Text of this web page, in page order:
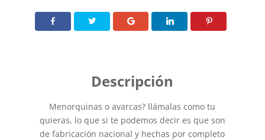
Menorquinas o avarcas? llámalas como tu
quieras, lo que si te podemos decir es que son
de fabricación nacional y hechas por completo